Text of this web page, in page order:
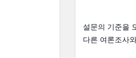
설문의 기준을
다른 여론조사